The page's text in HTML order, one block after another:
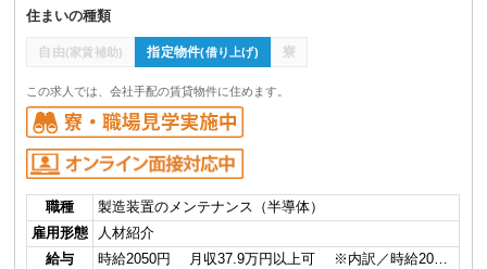
住まいの種類
自由(家賃補助) 指定物件(借り上げ) 寮
この求人では、会社手配の賃貸物件に住めます。
職種
製造装置のメンテナンス（半導体）
雇用形態
人材紹介
給与
時給2050円 月収37.9万円以上可 ※内訳／時給20…